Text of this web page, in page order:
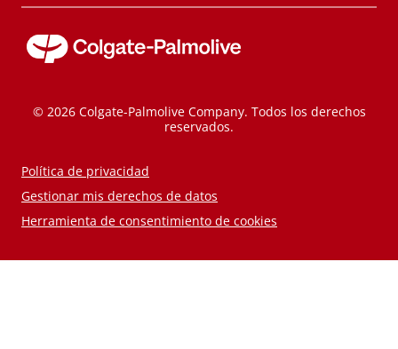
© 2026 Colgate-Palmolive Company. Todos los derechos
reservados.
Política de privacidad
Gestionar mis derechos de datos
Herramienta de consentimiento de cookies